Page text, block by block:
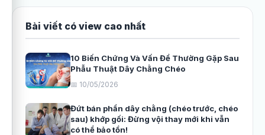
Bài viết có view cao nhất
10 Biến Chứng Và Vấn Đề Thường Gặp Sau
Phẫu Thuật Dây Chằng Chéo
📅 10/05/2026
Đứt bán phần dây chằng (chéo trước, chéo
sau) khớp gối: Đừng vội thay mới khi vẫn
có thể bảo tồn!